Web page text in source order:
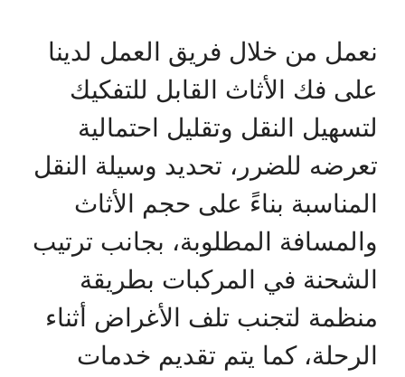
نعمل من خلال فريق العمل لدينا
على فك الأثاث القابل للتفكيك
لتسهيل النقل وتقليل احتمالية
تعرضه للضرر، تحديد وسيلة النقل
المناسبة بناءً على حجم الأثاث
والمسافة المطلوبة، بجانب ترتيب
الشحنة في المركبات بطريقة
منظمة لتجنب تلف الأغراض أثناء
الرحلة، كما يتم تقديم خدمات